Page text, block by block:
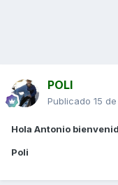
POLI
Publicado 15
Hola Antonio
Poli